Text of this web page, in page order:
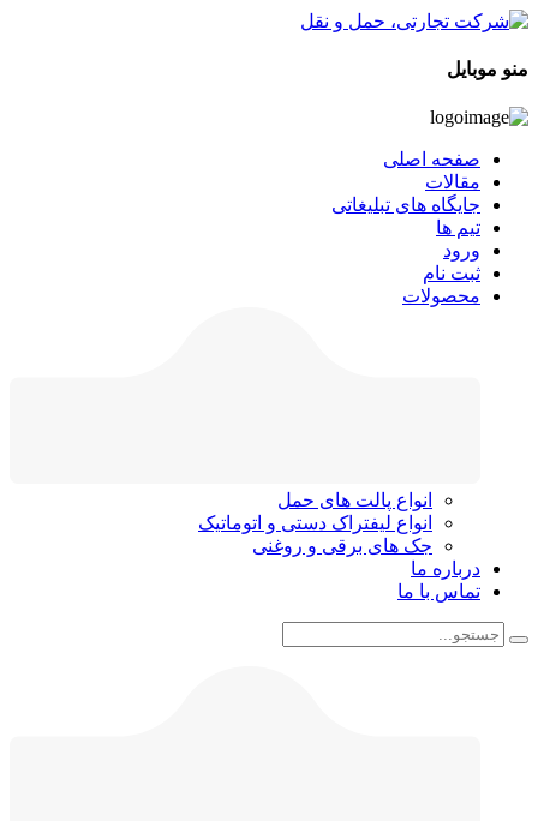
منو موبایل
صفحه اصلی
مقالات
جایگاه های تبلیغاتی
تیم ها
ورود
ثبت نام
محصولات
انواع پالت های حمل
انواع لیفتراک دستی و اتوماتیک
جک های برقی و روغنی
درباره ما
تماس با ما